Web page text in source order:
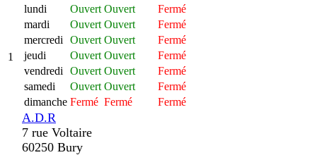
1
lundi
Ouvert Ouvert
Fermé
mardi
Ouvert Ouvert
Fermé
mercredi
Ouvert Ouvert
Fermé
jeudi
Ouvert Ouvert
Fermé
vendredi
Ouvert Ouvert
Fermé
samedi
Ouvert Ouvert
Fermé
dimanche Fermé Fermé Fermé
A.D.R
7 rue Voltaire
60250 Bury